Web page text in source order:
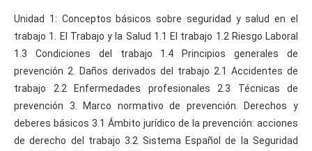
Unidad 1: Conceptos básicos sobre seguridad y salud en el
trabajo 1. El Trabajo y la Salud 1.1 El trabajo 1.2 Riesgo Laboral
1.3 Condiciones del trabajo 1.4 Principios generales de
prevención 2. Daños derivados del trabajo 2.1 Accidentes de
trabajo 2.2 Enfermedades profesionales 2.3 Técnicas de
prevención 3. Marco normativo de prevención. Derechos y
deberes básicos 3.1 Ámbito jurídico de la prevención: acciones
de derecho del trabajo 3.2 Sistema Español de la Seguridad